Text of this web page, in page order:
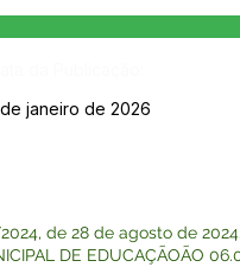
de janeiro de 2026
2024, de 28 de agosto de
DE EDUCAÇÃOÃO